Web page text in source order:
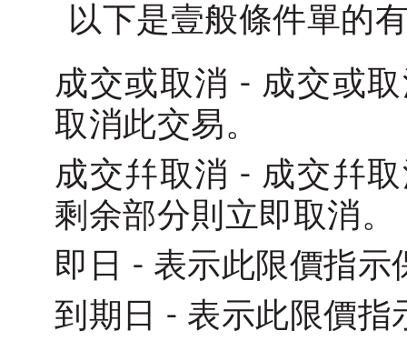
以下是壹般條件單的
成交或取消 - 成交或
取消此交易。
成交幷取消 - 成交幷
剩余部分則立即取消。
即日 - 表示此限價指示
到期日 - 表示此限價指